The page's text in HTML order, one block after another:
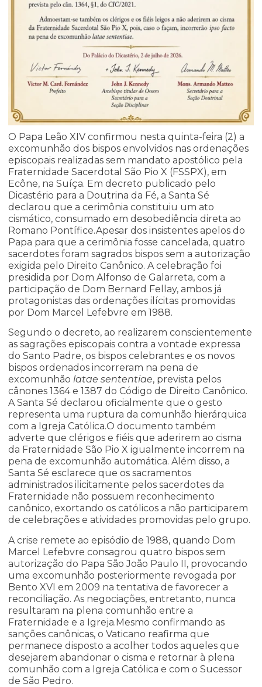
O Papa Leão XIV confirmou nesta quinta-feira (2) a
excomunhão dos bispos envolvidos nas ordenações
episcopais realizadas sem mandato apostólico pela
Fraternidade Sacerdotal São Pio X (FSSPX), em
Ecône, na Suíça. Em decreto publicado pelo
Dicastério para a Doutrina da Fé, a Santa Sé
declarou que a cerimônia constituiu um ato
cismático, consumado em desobediência direta ao
Romano Pontífice.Apesar dos insistentes apelos do
Papa para que a cerimônia fosse cancelada, quatro
sacerdotes foram sagrados bispos sem a autorização
exigida pelo Direito Canônico. A celebração foi
presidida por Dom Alfonso de Galarreta, com a
participação de Dom Bernard Fellay, ambos já
protagonistas das ordenações ilícitas promovidas
por Dom Marcel Lefebvre em 1988.
Segundo o decreto, ao realizarem conscientemente
as sagrações episcopais contra a vontade expressa
do Santo Padre, os bispos celebrantes e os novos
bispos ordenados incorreram na pena de
excomunhãolatae sententiae, prevista pelos
cânones 1364 e 1387 do Código de Direito Canônico.
A Santa Sé declarou oficialmente que o gesto
representa uma ruptura da comunhão hierárquica
com a Igreja Católica.O documento também
adverte que clérigos e fiéis que aderirem ao cisma
da Fraternidade São Pio X igualmente incorrem na
pena de excomunhão automática. Além disso, a
Santa Sé esclarece que os sacramentos
administrados ilicitamente pelos sacerdotes da
Fraternidade não possuem reconhecimento
canônico, exortando os católicos a não participarem
de celebrações e atividades promovidas pelo grupo.
A crise remete ao episódio de 1988, quando Dom
Marcel Lefebvre consagrou quatro bispos sem
autorização do Papa São João Paulo II, provocando
uma excomunhão posteriormente revogada por
Bento XVI em 2009 na tentativa de favorecer a
reconciliação. As negociações, entretanto, nunca
resultaram na plena comunhão entre a
Fraternidade e a Igreja.Mesmo confirmando as
sanções canônicas, o Vaticano reafirma que
permanece disposto a acolher todos aqueles que
desejarem abandonar o cisma e retornar à plena
comunhão com a Igreja Católica e com o Sucessor
de São Pedro.